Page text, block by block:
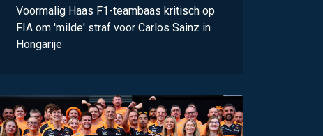
Voormalig Haas F1-teambaas kritisch op
FIA om 'milde' straf voor Carlos Sainz in
Hongarije